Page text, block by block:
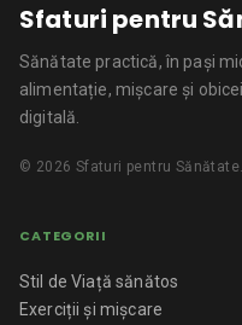
Sfaturi pentru
Sănătate practică, în pași
alimentație, mișcare și
digitală.
© 2026 Sfaturi pentru Sănătate
CATEGORII
Stil de Viață sănătos
Exerciții și mișcare